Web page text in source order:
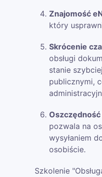
Znajomość
który
Skrócenie
obsługi
stanie
publicznymi,
pozwala na
wysyłaniem
osobiście.
Szkolenie